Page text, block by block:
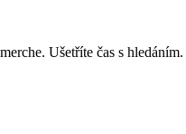
Ušetříte čas s hledáním.